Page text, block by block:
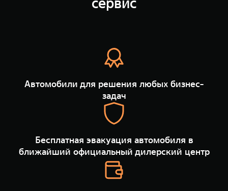
Цифровые сервисы TANK
Автомобили для решения любых бизнес-
задач
Бесплатная эвакуация автомобиля в
ближайший официальный дилерский центр